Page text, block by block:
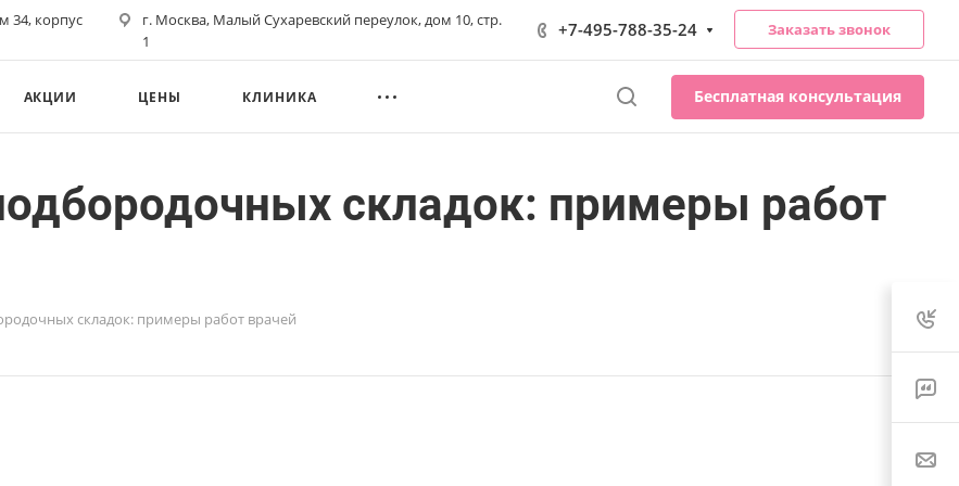
34, корпус
г. Москва, Малый Сухаревский переулок, дом 10, стр.
1
+7-495-788-35-24 Заказать звонок
АКЦИИ ЦЕНЫ КЛИНИКА Бесплатная консультация
складок: примеры работ
складок: примеры работ врачей